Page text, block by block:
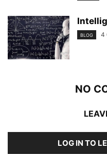
BLOG 4
NO
LOG IN TO